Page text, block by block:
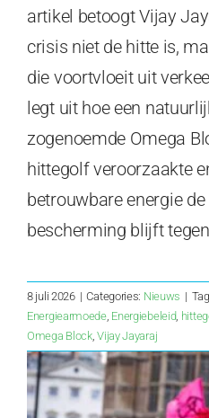
artikel betoogt Vijay
crisis niet de hitte is,
die voortvloeit uit
legt uit hoe een
zogenoemde Omega
hittegolf veroorzaakte
betrouwbare energie
bescherming blijft
8 juli 2026 | Categories: Nieuws |
Energiearmoede, Energiebeleid,
Omega Block,Vijay Jayaraj